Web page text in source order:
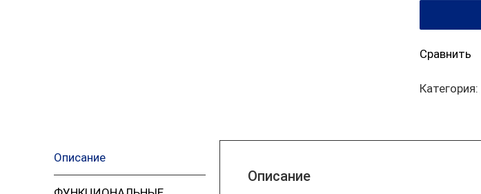
Сравнить
Категория:
Описание
Описание